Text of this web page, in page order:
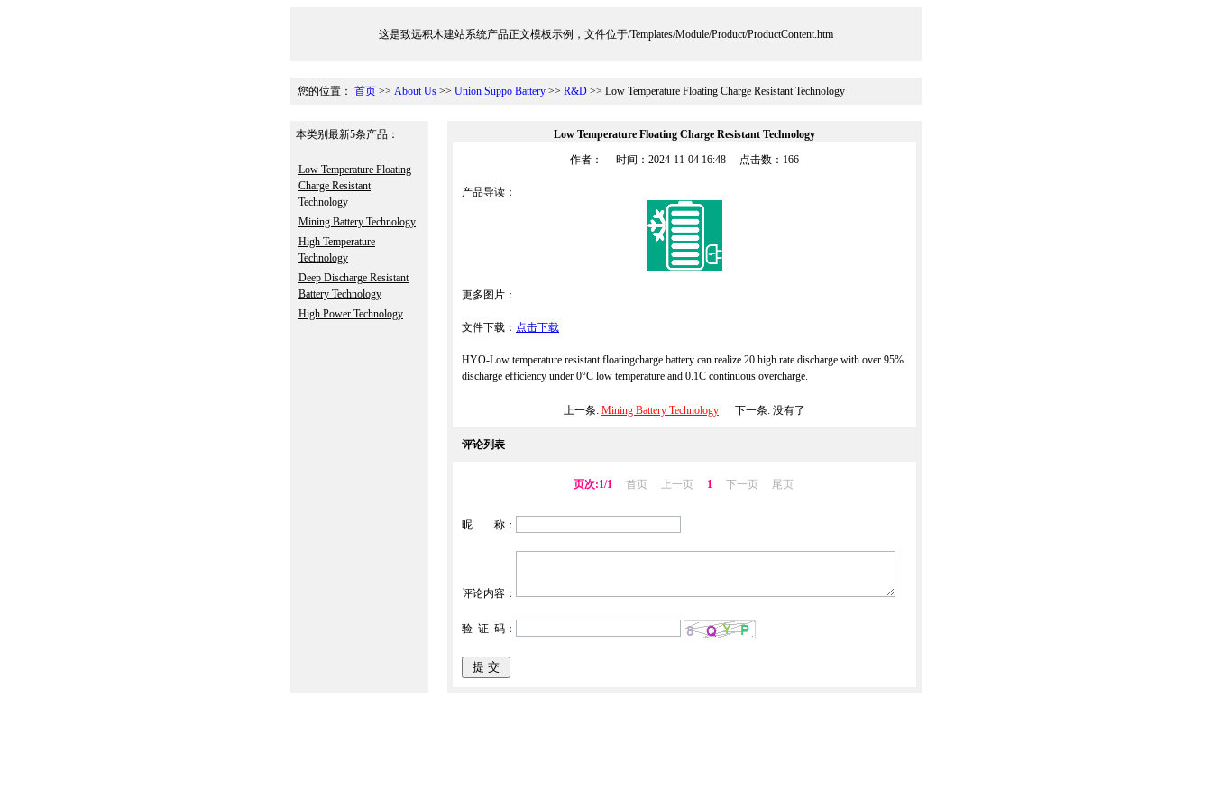
这是致远积木建站系统产品正文模板示例，文件位于/Templates/Module/Product/ProductContent.htm
您的位置： 首页 >> About Us >> Union Suppo Battery >> R&D >> Low Temperature Floating Charge Resistant Technology
本类别最新5条产品：
Low Temperature Floating
Charge Resistant
Technology
Mining Battery Technology
High Temperature
Technology
Deep Discharge Resistant
Battery Technology
High Power Technology
Low Temperature Floating Charge Resistant Technology
作者： 时间：2024-11-04 16:48 点击数： 166
产品导读：
更多图片：
文件下载： 点击下载
HYO-Low temperature resistant floatingcharge battery can realize 20 high rate discharge with over 95%
discharge efficiency under 0°C low temperature and 0.1C continuous overcharge.
上一条: Mining Battery Technology 下一条: 没有了
评论列表
页次:1/1 首页 上一页 1 下一页 尾页
昵 称：
评论内容：
验 证 码：